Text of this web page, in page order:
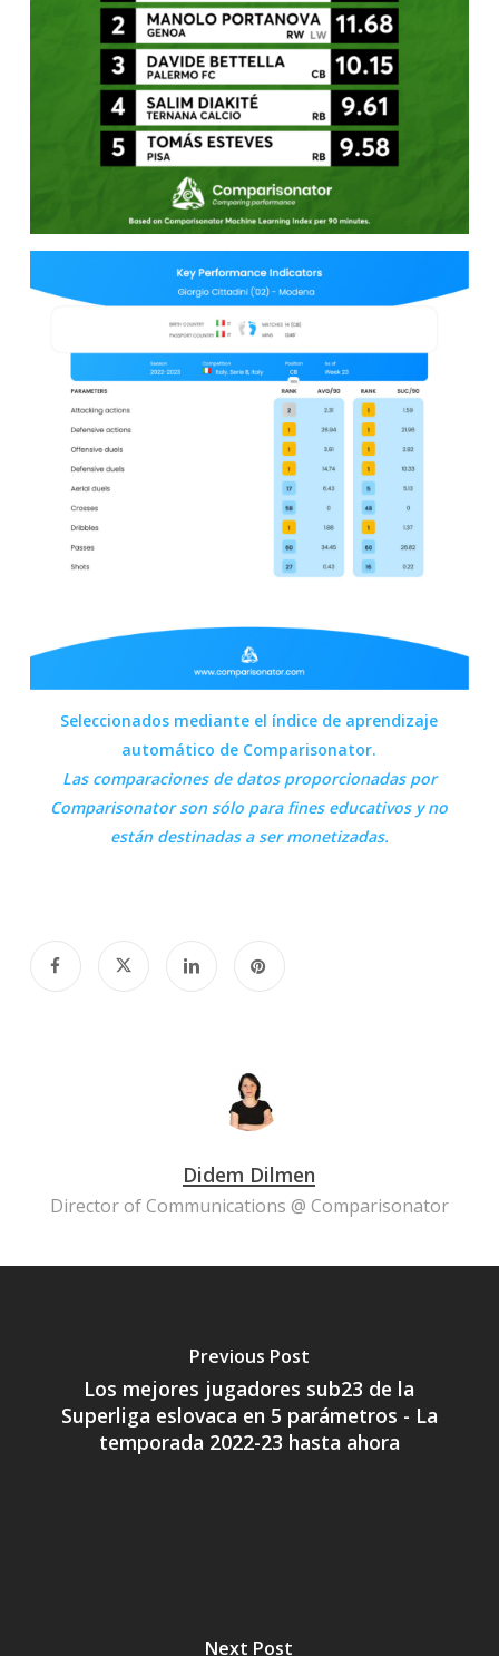
Seleccionados mediante el índice de aprendizaje
automático de Comparisonator.
Las comparaciones de datos proporcionadas por
Comparisonatorson sólo para fines educativos y no
están destinadas a ser monetizadas.
Didem Dilmen
Director of Communications @ Comparisonator
Previous Post
Los mejores jugadores sub23 de la
Superliga eslovaca en 5 parámetros - La
temporada 2022-23 hasta ahora
Next Post